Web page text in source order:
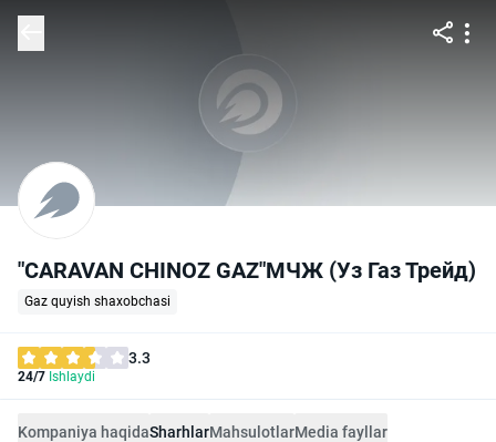
"CARAVAN CHINOZ GAZ"МЧЖ (Уз Газ Трейд)
Gaz quyish shaxobchasi
3.3
24/7 Ishlaydi
Kompaniya haqidaSharhlarMahsulotlarMedia fayllar